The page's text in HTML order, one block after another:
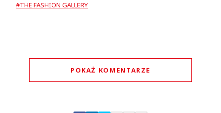
#THE FASHION GALLERY
POKAŻ KOMENTARZE